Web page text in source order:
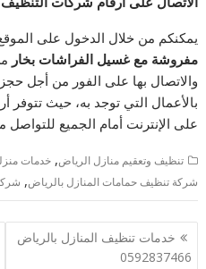
يمكنكم من خلال الدخول على
مفروشة مع غسيل الفراشات بخار
والاتصال بها على الفور من أجل
بالأعمال التي توجد به، حيث
على الإنترنت أمام الجميع للتواصل
تنظيف وتعقيم منازل الرياض,خدمات
شركة تنظيف حمامات المنازل بالرياض,
تصفّح
المقالات
خدمات تنظيف المنازل بالرياض
0592837466